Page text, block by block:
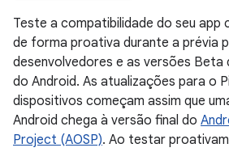
Teste a compatibilidade do seu app
de forma proativa durante a prévia
desenvolvedores e as versões Beta
do Android. As atualizações para o
dispositivos começam assim que
Android chega à versão final do
Project (AOSP). Ao testar